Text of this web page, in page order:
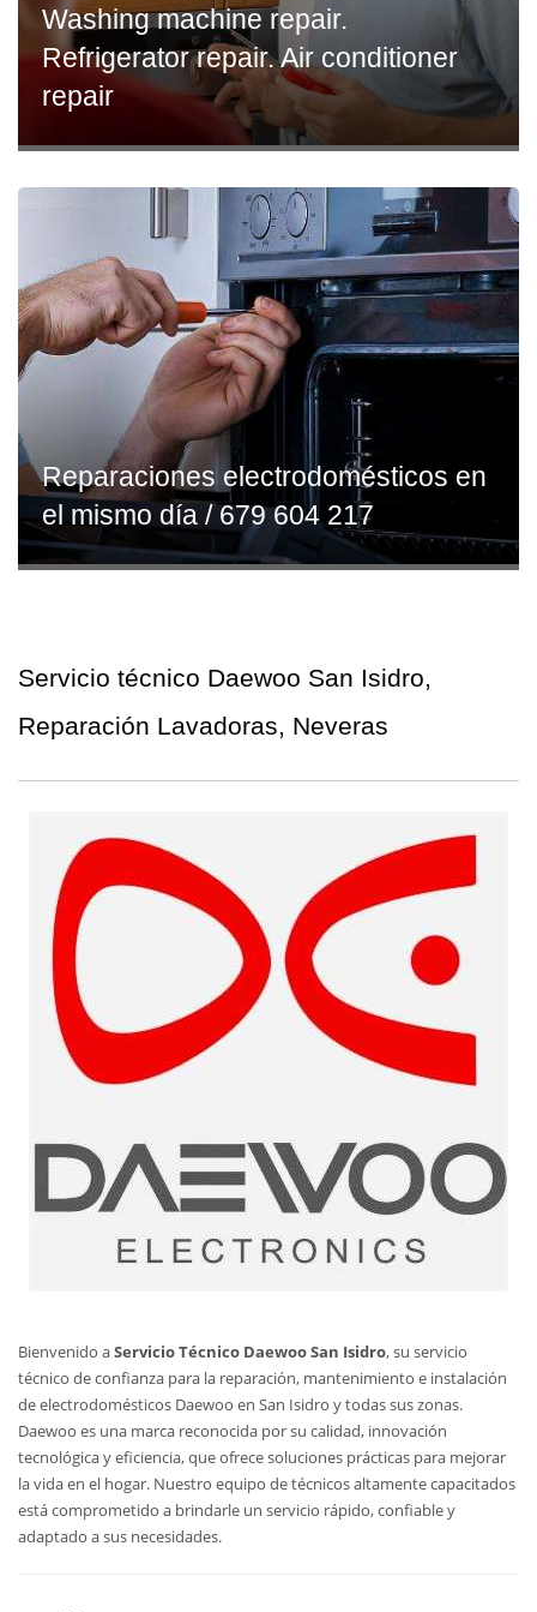
Washing machine repair.
Refrigerator repair. Air conditioner
repair
Reparaciones electrodomésticos en
el mismo día / 679 604 217
Servicio técnico Daewoo San Isidro,
Reparación Lavadoras, Neveras
Bienvenido aServicio Técnico Daewoo San Isidro, su servicio
técnico de confianza para la reparación, mantenimiento e instalación
de electrodomésticos Daewoo en San Isidro y todas sus zonas.
Daewoo es una marca reconocida por su calidad, innovación
tecnológica y eficiencia, que ofrece soluciones prácticas para mejorar
la vida en el hogar. Nuestro equipo de técnicos altamente capacitados
está comprometido a brindarle un servicio rápido, confiable y
adaptado a sus necesidades.